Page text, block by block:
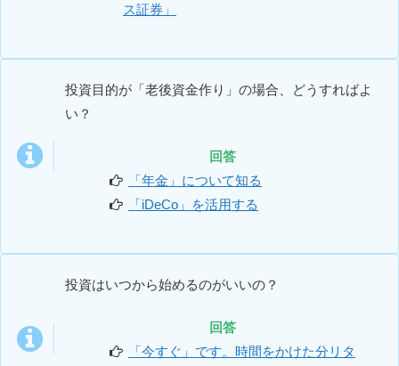
ス証券」
投資目的が「老後資金作り」の場合、どうすればよ
い？
回答
「年金」について知る
「iDeCo」を活用する
投資はいつから始めるのがいいの？
回答
「今すぐ」です。時間をかけた分リタ